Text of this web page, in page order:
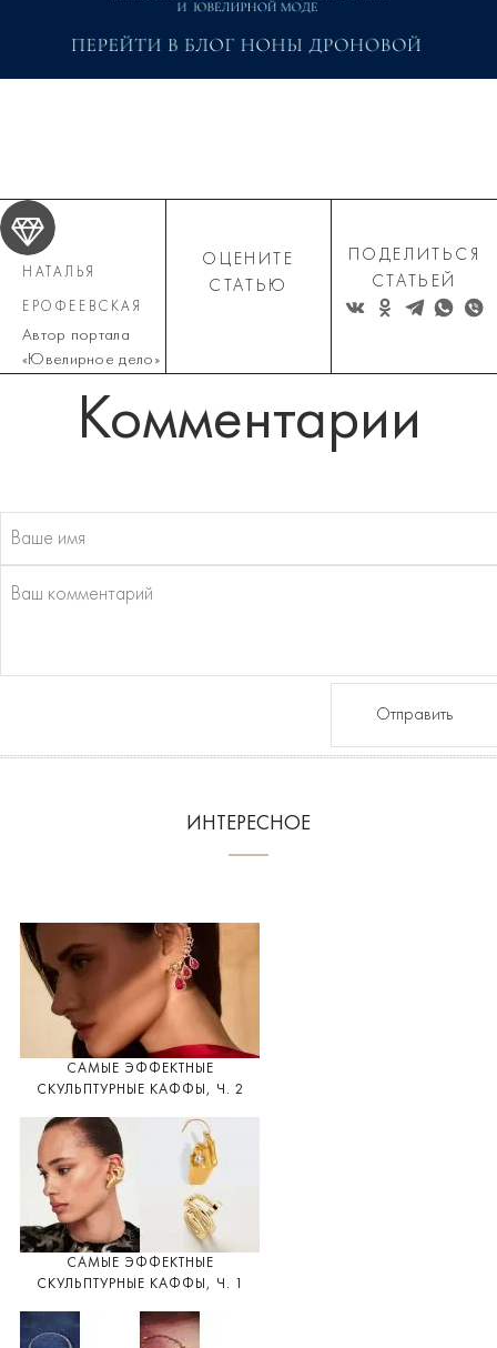
НАТАЛЬЯ
ЕРОФЕЕВСКАЯ
Автор портала
«Ювелирное дело»
ОЦЕНИТЕ
СТАТЬЮ
ПОДЕЛИТЬСЯ
СТАТЬЕЙ
Комментарии
Отправить
ИНТЕРЕСНОЕ
САМЫЕ ЭФФЕКТНЫЕ
СКУЛЬПТУРНЫЕ КАФФЫ, Ч. 2
САМЫЕ ЭФФЕКТНЫЕ
СКУЛЬПТУРНЫЕ КАФФЫ, Ч. 1